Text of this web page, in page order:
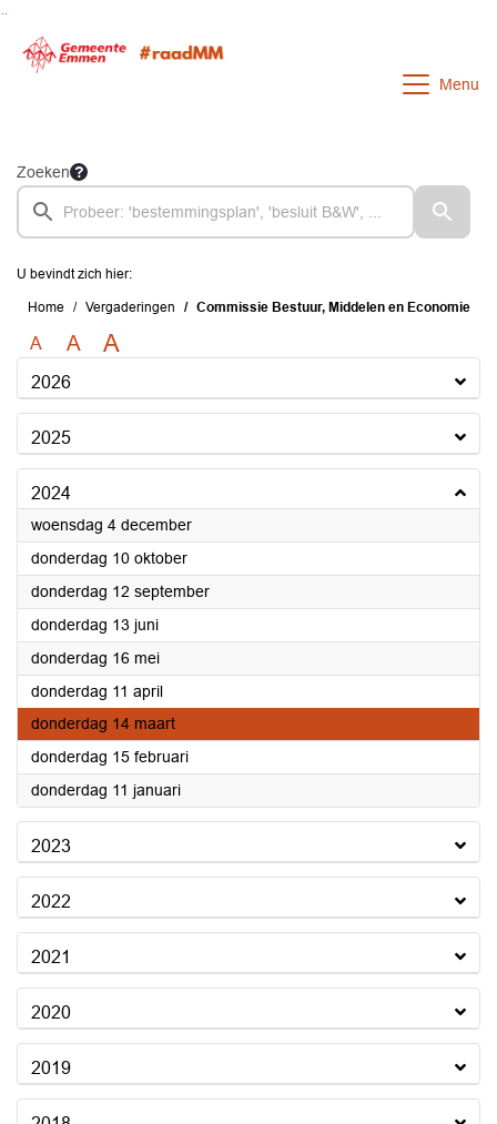
Menu
Zoeken
U bevindt zich hier:
Home Vergaderingen Commissie Bestuur, Middelen en Economie
A A A
2026
2025
2024
woensdag 4 december2024
donderdag 10 oktober2024
donderdag 12 september2024
donderdag 13 juni2024
donderdag 16 mei2024
donderdag 11 april2024
donderdag 14 maart2024
donderdag 15 februari2024
donderdag 11 januari2024
2023
2022
2021
2020
2019